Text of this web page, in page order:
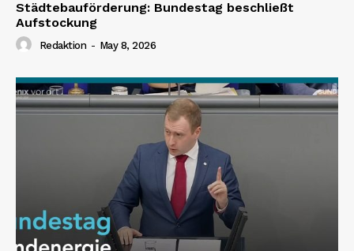
Städtebauförderung: Bundestag beschließt
Aufstockung
Redaktion - May 8, 2026